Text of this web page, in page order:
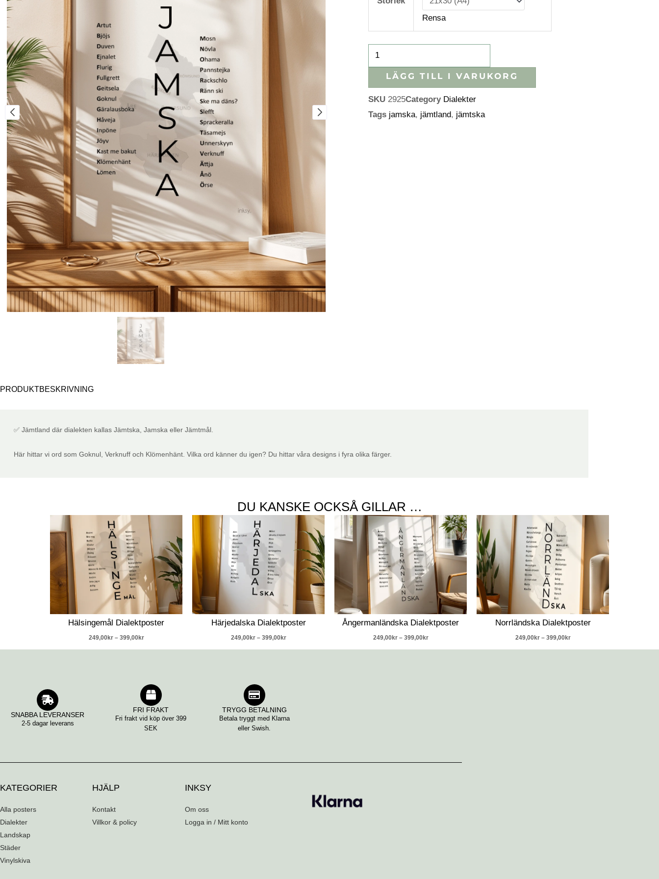
Rensa
LÄGG TILL I VARUKORG
SKU 2925Category Dialekter
Tags jamska, jämtland, jämtska
PRODUKTBESKRIVNING
✅ Jämtland där dialekten kallas Jämtska, Jamska eller Jämtmål.
Här hittar vi ord som Goknul, Verknuff och Klömenhänt. Vilka ord känner du igen? Du hittar våra designs i fyra olika färger.
DU KANSKE OCKSÅ GILLAR …
Hälsingemål Dialektposter
249,00kr – 399,00kr
Prisintervall:
249,00kr
till
399,00kr
Härjedalska Dialektposter
249,00kr – 399,00kr
Prisintervall:
249,00kr
399,00kr
Ångermanländska Dialektposter
249,00kr – 399,00kr
Prisintervall:
249,00kr
till
399,00kr
Norrländska Dialektposter
249,00kr – 399,00kr
Prisintervall:
249,00kr
SNABBA LEVERANSER
2-5 dagar leverans
FRI FRAKT
Fri frakt vid köp över 399
SEK
TRYGG BETALNING
Betala tryggt med Klarna
eller Swish.
KATEGORIER
Alla posters
Dialekter
Landskap
Städer
Vinylskiva
HJÄLP
Kontakt
Villkor & policy
INKSY
Om oss
Logga in / Mitt konto